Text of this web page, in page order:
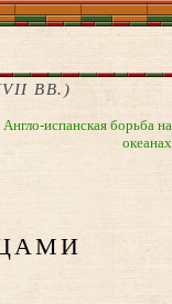
ВВ.)
Англо-испанская борьба на
океанах